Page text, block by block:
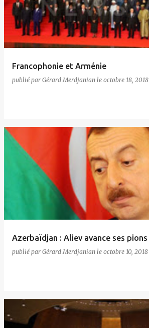
Francophonie et Arménie
publié par Gérard Merdjanian le octobre 18, 2018
Azerbaïdjan : Aliev avance ses pions
publié par Gérard Merdjanian le octobre 10, 2018